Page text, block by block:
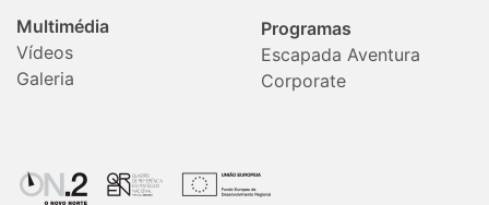
Multimédia
Vídeos
Galeria
Programas
Escapada Aventura
Corporate